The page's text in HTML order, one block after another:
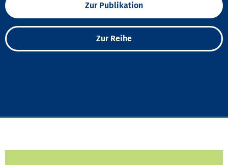
Zur Publikation
Zur Reihe